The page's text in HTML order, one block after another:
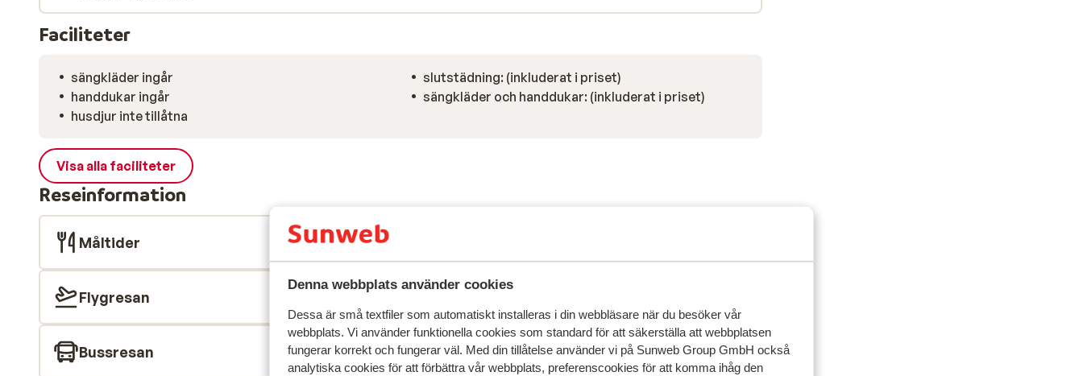
Denna webbplats använder cookies
Dessa är små textfiler som automatiskt installeras i din webbläsare när du besöker vår
webbplats. Vi använder funktionella cookies som standard för att säkerställa att webbplatsen
fungerar korrekt och fungerar väl. Med din tillåtelse använder vi på Sunweb Group GmbH också
analytiska cookies för att förbättra vår webbplats, preferenscookies för att komma ihåg den
Faciliteter
sängkläder ingår
handdukar ingår
husdjur inte tillåtna
slutstädning: (inkluderat i priset)
sängkläder och handdukar: (inkluderat i priset)
Visa alla faciliteter
Reseinformation
Måltider
Flygresan
Bussresan